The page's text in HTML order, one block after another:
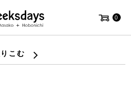
0
こむ